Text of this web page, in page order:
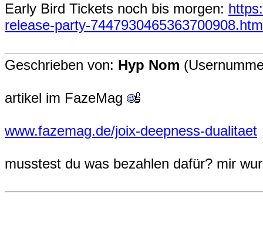
Early Bird Tickets noch bis morgen:
release-party-
Geschrieben von: Hyp Nom
artikel im FazeMag
www.fazemag.de/joix-deepness-dualitaet
musstest du was bezahlen dafür? mir